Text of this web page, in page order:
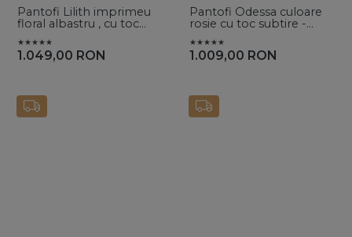
Pantofi Lilith imprimeu
floral albastru , cu toc
1.049,00 RON
Pantofi Odessa culoare
rosie cu toc subtire -
1.009,00 RON